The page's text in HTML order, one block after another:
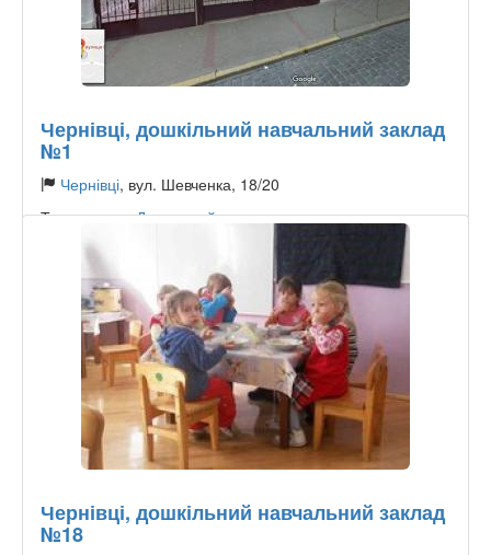
Чернівці, дошкільний навчальний заклад
№1
Чернівці, вул. Шевченка, 18/20
Тип садочку:Державний
Чернівці, дошкільний навчальний заклад
№18